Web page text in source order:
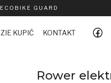
GUARD
KUPIĆ KONTAKT
Rower